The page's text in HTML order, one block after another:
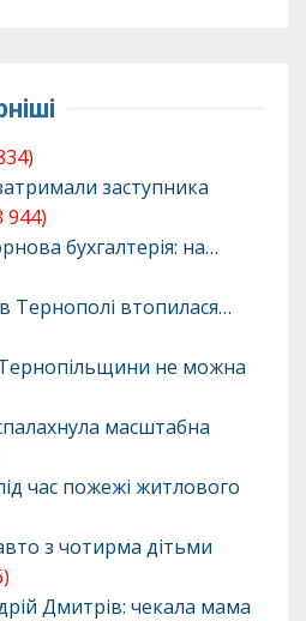
заступника
944)
бухгалтерія: на…
Тернополі втопилася…
не можна
масштабна
час пожежі житлового
з чотирма дітьми
Дмитрів: чекала мама